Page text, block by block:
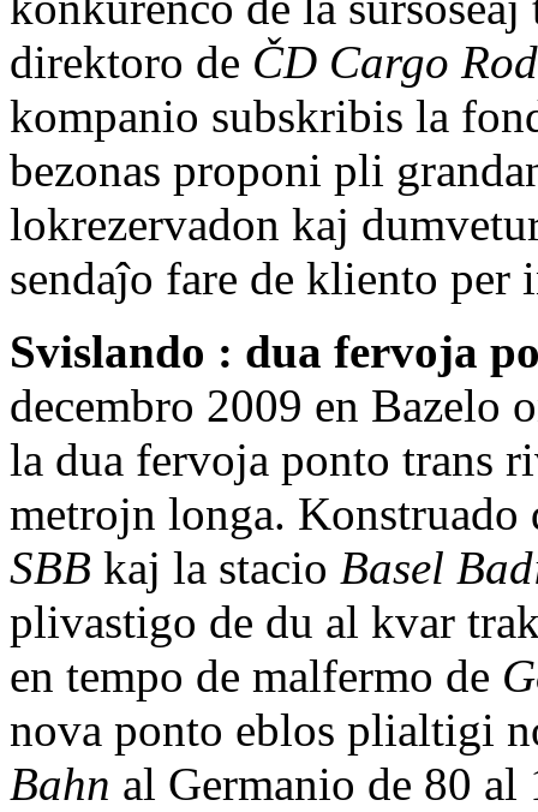
direktoro de ČD Cargo
kompanio subskribis la
bezonas proponi pli
lokrezervadon kaj
sendaĵo fare de kliento per
Svislando : dua fervoja
decembro 2009 en Bazelo
la dua fervoja ponto trans
metrojn longa.
SBB kaj la stacio Basel
plivastigo de du al kvar
en tempo de malfermo de
nova ponto eblos plialtigi
Bahn al Germanio de 80 al